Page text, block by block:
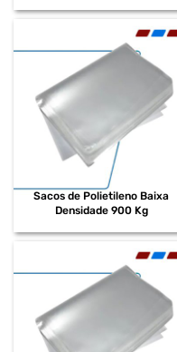
Sacos de Polietileno Baixa
Densidade 900 Kg